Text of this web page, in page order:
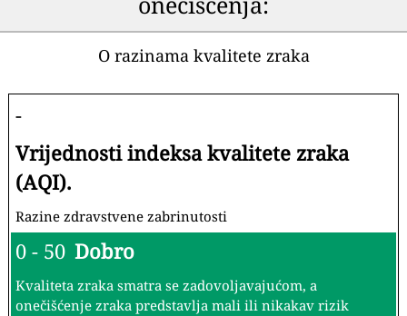
O razinama kvalitete zraka
-
Vrijednosti indeksa kvalitete zraka
(AQI).
Razine zdravstvene zabrinutosti
0 - 50 Dobro
Kvaliteta zraka smatra se zadovoljavajućom, a
onečišćenje zraka predstavlja mali ili nikakav rizik